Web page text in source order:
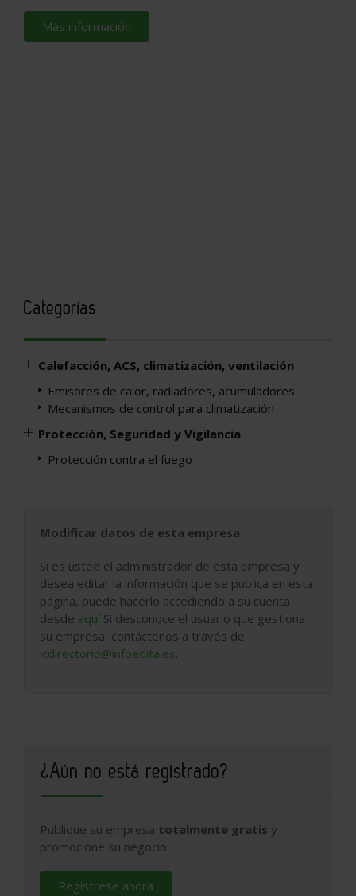
Más información
Categorías
Calefacción, ACS, climatización, ventilación
Emisores de calor, radiadores, acumuladores
Mecanismos de control para climatización
Protección, Seguridad y Vigilancia
Protección contra el fuego
Modificar datos de esta empresa
Si es usted el administrador de esta empresa y
desea editar la información que se publica en esta
página, puede hacerlo accediendo a su cuenta
desde aquí Si desconoce el usuario que gestiona
su empresa, contáctenos a través de
icdirectorio@infoedita.es.
¿Aún no está registrado?
Publique su empresa totalmente gratis y
promocione su negocio
Regístrese ahora